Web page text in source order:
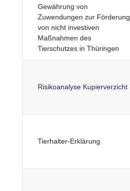
Gewährung von
Zuwendungen zur Förderung
von nicht investiven
Maßnahmen des
Tierschutzes in Thüringen
Risikoanalyse Kupierverzicht
Tierhalter-Erklärung